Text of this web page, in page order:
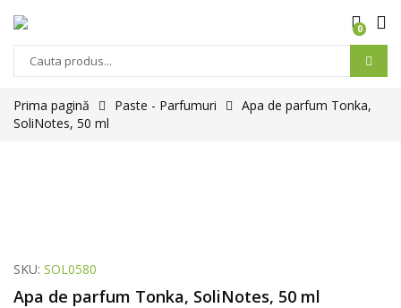
0
Prima pagină Paste - Parfumuri
Apa de parfum Tonka,
SoliNotes, 50 ml
SKU: SOL0580
Apa de parfum Tonka, SoliNotes, 50 ml